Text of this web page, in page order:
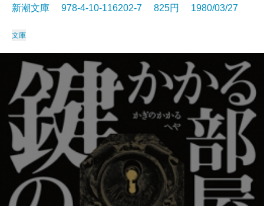
新潮文庫 978-4-10-116202-7 825円 1980/03/27
文庫